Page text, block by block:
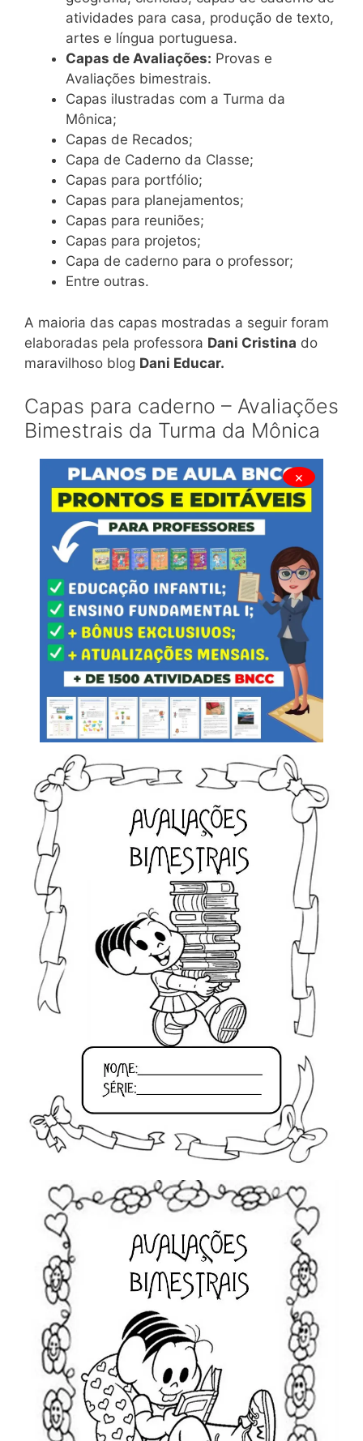
atividades para casa, produção de texto,
artes e língua portuguesa.
Capas de Avaliações: Provas e
Avaliações bimestrais.
Capas ilustradas com a Turma da
Mônica;
Capas de Recados;
Capa de Caderno da Classe;
Capas para portfólio;
Capas para planejamentos;
Capas para reuniões;
Capas para projetos;
Capa de caderno para o professor;
Entre outras.
A maioria das capas mostradas a seguir foram
elaboradas pela professora Dani Cristina do
maravilhoso blog Dani Educar.
Capas para caderno – Avaliações
Bimestrais da Turma da Mônica
×